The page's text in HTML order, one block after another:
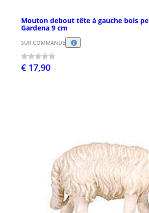
Mouton debout tête à gauche bois
Gardena 9 cm
SUR COMMANDE
€ 17,90